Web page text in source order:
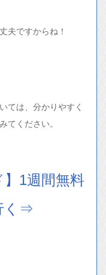
夫ですからね！
ては、分かりやすく
てください。
】1週間無料
く⇒